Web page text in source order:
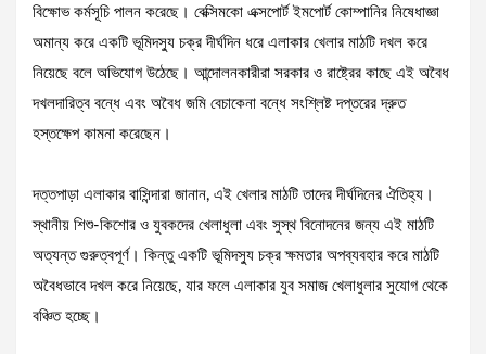
বিক্ষোভ কর্মসূচি পালন করেছে। বেক্সিমকো এক্সপোর্ট ইমপোর্ট কোম্পানির নিষেধাজ্ঞা
অমান্য করে একটি ভূমিদস্যু চক্র দীর্ঘদিন ধরে এলাকার খেলার মাঠটি দখল করে
নিয়েছে বলে অভিযোগ উঠেছে। আন্দোলনকারীরা সরকার ও রাষ্ট্রের কাছে এই অবৈধ
দখলদারিত্ব বন্ধে এবং অবৈধ জমি বেচাকেনা বন্ধে সংশ্লিষ্ট দপ্তরের দ্রুত
হস্তক্ষেপ কামনা করেছেন।
দত্তপাড়া এলাকার বাসিন্দারা জানান, এই খেলার মাঠটি তাদের দীর্ঘদিনের ঐতিহ্য।
স্থানীয় শিশু-কিশোর ও যুবকদের খেলাধুলা এবং সুস্থ বিনোদনের জন্য এই মাঠটি
অত্যন্ত গুরুত্বপূর্ণ। কিন্তু একটি ভূমিদস্যু চক্র ক্ষমতার অপব্যবহার করে মাঠটি
অবৈধভাবে দখল করে নিয়েছে, যার ফলে এলাকার যুব সমাজ খেলাধুলার সুযোগ থেকে
বঞ্চিত হচ্ছে।